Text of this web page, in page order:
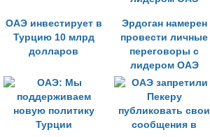
ОАЭ инвестирует в
Турцию 10 млрд
долларов
Эрдоган намерен
провести личные
переговоры с
лидером ОАЭ